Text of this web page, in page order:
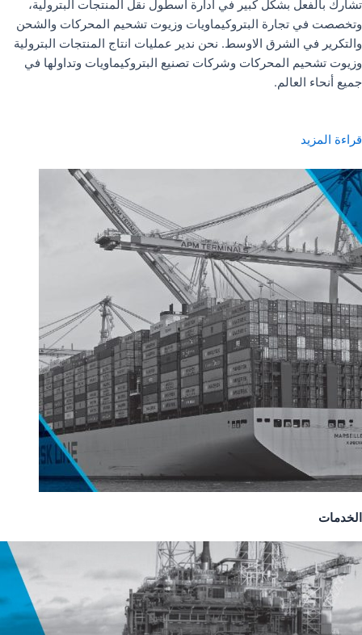
تشارك بالفعل بشكل كبير في ادارة اسطول نقل المنتجات البترولية،
وتخصصت في تجارة البتروكيماويات وزيوت تشحيم المحركات والشحن
والتكرير في الشرق الاوسط. نحن ندير عمليات انتاج المنتجات البترولية
وزيوت تشحيم المحركات وشركات تصنيع البتروكيماويات وتداولها في
جميع أنحاء العالم.
قراءة المزيد
الخدمات